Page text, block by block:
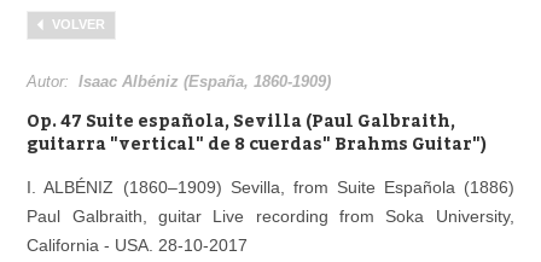
Menu
Biblioteca
Área personal Reproductor
VOLVER
Autor:Isaac Albéniz (España, 1860-1909)
Op. 47 Suite española, Sevilla (Paul Galbraith,
guitarra "vertical" de 8 cuerdas" Brahms Guitar")
I. ALBÉNIZ (1860–1909) Sevilla, from Suite Española (1886)
Paul Galbraith, guitar Live recording from Soka University,
California - USA. 28-10-2017